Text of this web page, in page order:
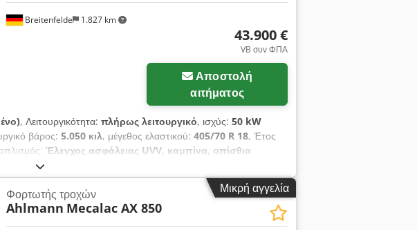
Breitenfelde 1.827 km
43.900 €
VB συν ΦΠΑ
Αποστολή
αιτήματος
, Λειτουργικότητα: πλήρως λειτουργικό, ισχύς: 50 kW
βάρος: 5.050 κιλ, μέγεθος ελαστικού: 405/70 R 18, Έτος
Έλεγχος ασφάλειας UVV, καμπίνα, οπίσθια
προβολείς, τυπικός κάδος, υδραυλικά
σύστημα συνεχούς κυκλώματος, Υδραυλικοί σύνδεσμοι για το
Ελαστικά Mitas 405/70 R18, Κουτί αποθήκευσης με
Dsdstrnf Dopfx Apmjck υδραυλικός ταχυσύνδεσμος,
1 κυβικό μέτρο, πιρούνι παλέτας
Μικρή αγγελία
Φορτωτής τροχών
Ahlmann Mecalac AX 850